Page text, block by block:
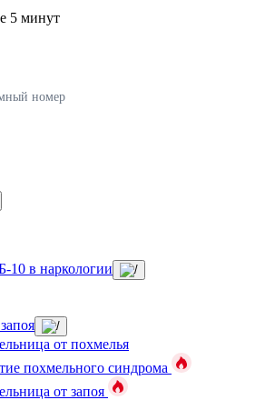
5 минут
номер
в наркологии
от похмелья
похмельного синдрома
от запоя